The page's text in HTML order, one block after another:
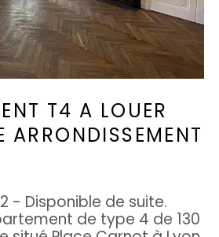
T4 A LOUER
ARRONDISSEMENT
- Disponible de suite.
de type 4 de 130